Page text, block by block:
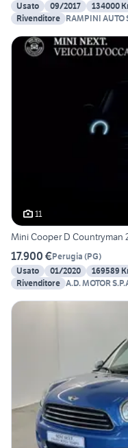
Usato
09/2017 134000
Rivenditore RAMPINI AUTO
11
Mini Cooper D Countryman
17.900 €Perugia (PG)
Usato
01/2020 169589
Rivenditore A.D. MOTOR